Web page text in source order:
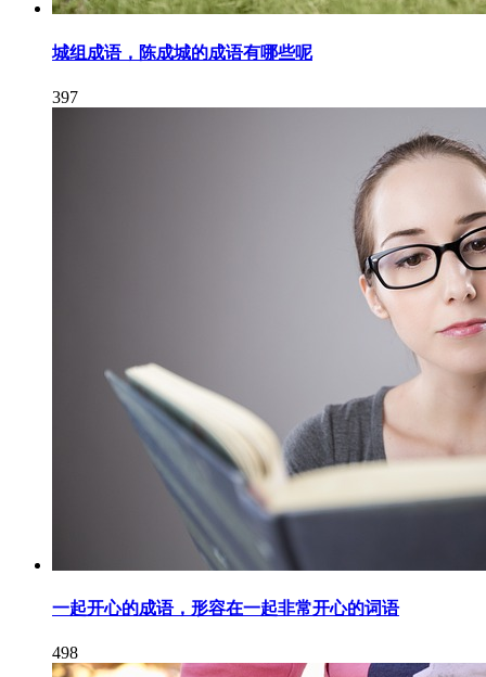
城组成语，陈成城的成语有哪些呢
397
一起开心的成语，形容在一起非常开心的词语
498